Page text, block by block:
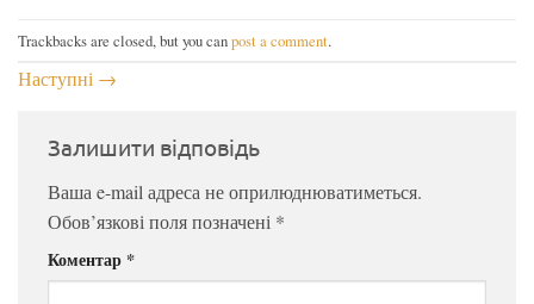
Trackbacks are closed, but you canpost a comment.
Наступні →
Залишити відповідь
Ваша e-mail адреса не оприлюднюватиметься.
Обов’язкові поля позначені *
Коментар *